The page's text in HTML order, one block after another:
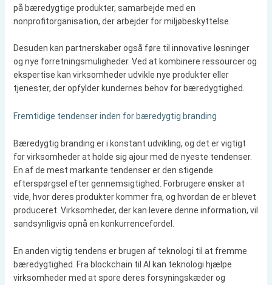
på bæredygtige produkter, samarbejde med en
nonprofitorganisation, der arbejder for miljøbeskyttelse.
Desuden kan partnerskaber også føre til innovative løsninger
og nye forretningsmuligheder. Ved at kombinere ressourcer og
ekspertise kan virksomheder udvikle nye produkter eller
tjenester, der opfylder kundernes behov for bæredygtighed.
Fremtidige tendenser inden for bæredygtig branding
Bæredygtig branding er i konstant udvikling, og det er vigtigt
for virksomheder at holde sig ajour med de nyeste tendenser.
En af de mest markante tendenser er den stigende
efterspørgsel efter gennemsigtighed. Forbrugere ønsker at
vide, hvor deres produkter kommer fra, og hvordan de er blevet
produceret. Virksomheder, der kan levere denne information, vil
sandsynligvis opnå en konkurrencefordel.
En anden vigtig tendens er brugen af teknologi til at fremme
bæredygtighed. Fra blockchain til AI kan teknologi hjælpe
virksomheder med at spore deres forsyningskæder og